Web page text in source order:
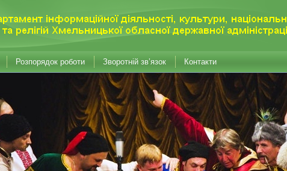
Розпорядок роботи Зворотній зв’язок Контакти